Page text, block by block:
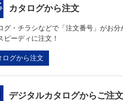
カタログから注文
グ・チラシなどで「注文番号」がお
ピーディに注文！
ログから注文
デジタルカタログからご注文